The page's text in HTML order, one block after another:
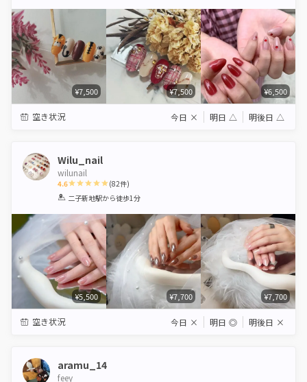
¥7,500 ¥7,500 ¥6,500
空き状況 今日 × 明日 △ 明後日 △
Wilu_nail
wilunail
4.6
1 2 3 4 5
(82件)
二子新地駅から徒歩1分
¥5,500 ¥7,700 ¥7,700
空き状況 今日 × 明日 ◎ 明後日 ×
aramu_14
feey